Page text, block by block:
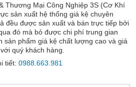
Thương Mại Công Nghiệp 3S (Cơ Khí
sản xuất hệ thống giá kệ chuyên
đều được sản xuất và bán trực tiếp bởi
đó mà bỏ được chi phí trung gian
sản phẩm giá kệ chất lượng cao và giá
quý khách hàng.
tiết: 0988.663.981